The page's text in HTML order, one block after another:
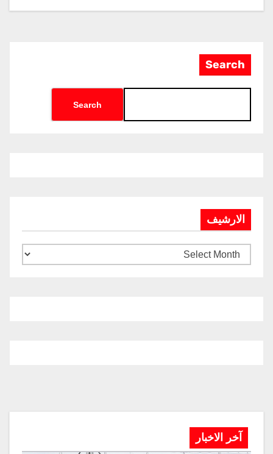
Search
Search
الارشيف
آخر الاخبار